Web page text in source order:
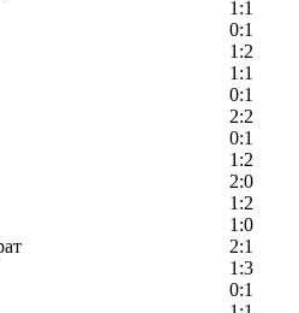
1:1
0:1
1:2
1:1
0:1
2:2
0:1
1:2
2:0
1:2
1:0
2:1
1:3
0:1